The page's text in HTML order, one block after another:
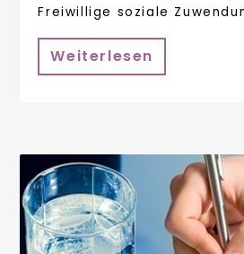
Freiwillige soziale
Weiterlesen